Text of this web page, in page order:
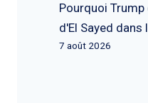
Pourquoi
d'El Sayed dans
7 août 2026